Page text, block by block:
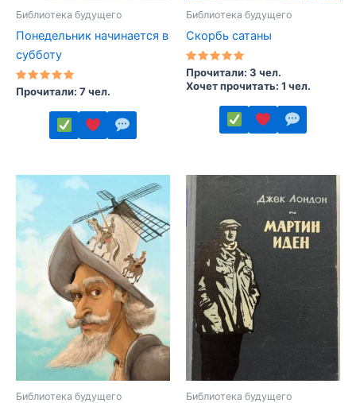
Библиотека будущего
Понедельник начинается в
субботу
Оценка
5.00
Прочитали: 7 чел.
товар
имеет
несколько
вариаций.
Опции
можно
выбрать
на
странице
товара.
Библиотека будущего
Скорбь сатаны
Оценка
5.00
из 5
Прочитали: 3 чел.
Хочет прочитать: 1 чел.
имеет
вариаций.
Опции
можно
выбрать
на
странице
товара.
Библиотека будущего Библиотека будущего